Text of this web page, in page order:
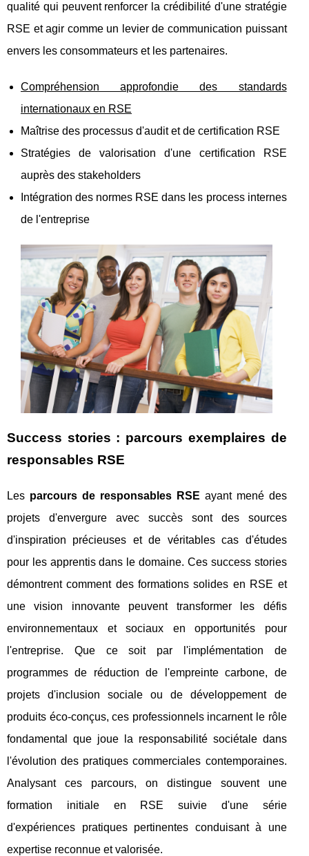
qualité qui peuvent renforcer la crédibilité d'une stratégie
RSE et agir comme un levier de communication puissant
envers les consommateurs et les partenaires.
Compréhension approfondie des standards
internationaux en RSE
Maîtrise des processus d'audit et de certification RSE
Stratégies de valorisation d'une certification RSE
auprès des stakeholders
Intégration des normes RSE dans les process internes
de l'entreprise
Success stories : parcours exemplaires de
responsables RSE
Les parcours de responsables RSE ayant mené des
projets d'envergure avec succès sont des sources
d'inspiration précieuses et de véritables cas d'études
pour les apprentis dans le domaine. Ces success stories
démontrent comment des formations solides en RSE et
une vision innovante peuvent transformer les défis
environnementaux et sociaux en opportunités pour
l'entreprise. Que ce soit par l'implémentation de
programmes de réduction de l'empreinte carbone, de
projets d'inclusion sociale ou de développement de
produits éco-conçus, ces professionnels incarnent le rôle
fondamental que joue la responsabilité sociétale dans
l'évolution des pratiques commerciales contemporaines.
Analysant ces parcours, on distingue souvent une
formation initiale en RSE suivie d'une série
d'expériences pratiques pertinentes conduisant à une
expertise reconnue et valorisée.